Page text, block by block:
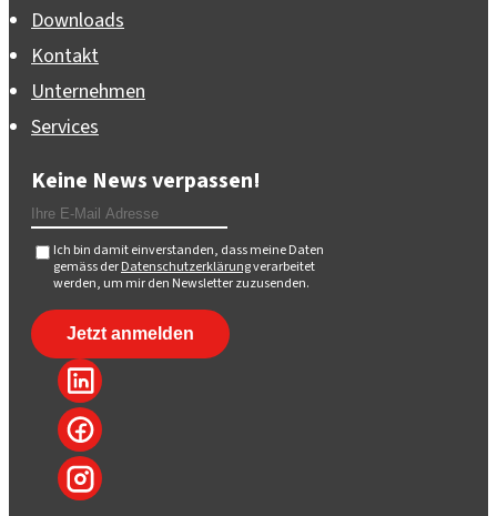
Downloads
Kontakt
Unternehmen
Services
Keine News verpassen!
Ich bin damit einverstanden, dass meine Daten
gemäss derDatenschutzerklärungverarbeitet
werden, um mir den Newsletter zuzusenden.